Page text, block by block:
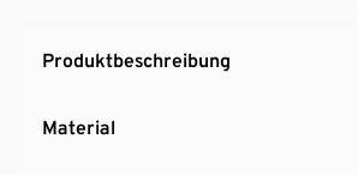
Lichtfarbe warmweiß, 3.000 K
Aus langlebigem Aluminium und
Produktbeschreibung
Material